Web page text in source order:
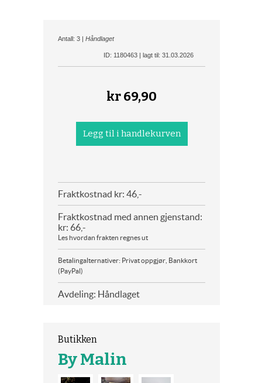
Antall: 3 | Håndlaget
ID: 1180463 | lagt til: 31.03.2026
kr69,90
Fraktkostnad kr: 46,-
Fraktkostnad med annen gjenstand:
kr: 66,-
Les hvordan frakten regnes ut
Betalingalternativer: Privat oppgjør, Bankkort
(PayPal)
Avdeling: Håndlaget
Butikken
By Malin